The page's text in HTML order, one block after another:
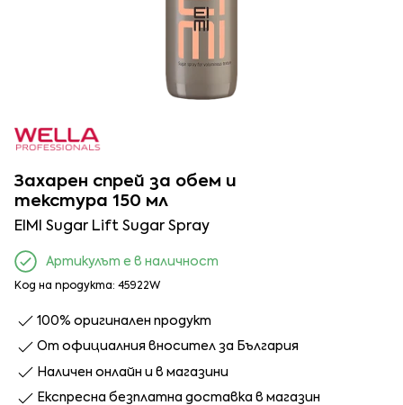
Захарен спрей за обем и
текстура 150 мл
EIMI Sugar Lift Sugar Spray
Артикулът е в наличност
Код на продукта: 45922W
100% оригинален продукт
От официалния вносител за България
Наличен онлайн и в магазини
Експресна безплатна доставка в магазин